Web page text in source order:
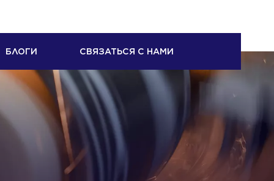
БЛОГИ СВЯЗАТЬСЯ С НАМИ